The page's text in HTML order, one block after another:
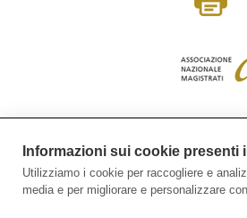
In
Informazioni sui cookie presenti
Utilizziamo i cookie per raccogliere e
media e per migliorare e personalizzare